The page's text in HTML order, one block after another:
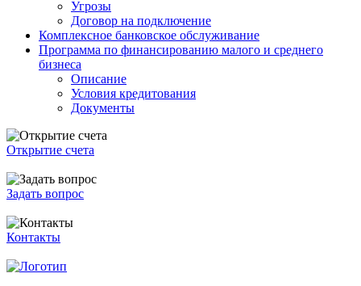
Угрозы
Договор на подключение
Комплексное банковское обслуживание
Программа по финансированию малого и среднего
бизнеса
Описание
Условия кредитования
Документы
Открытие счета
Задать вопрос
Контакты